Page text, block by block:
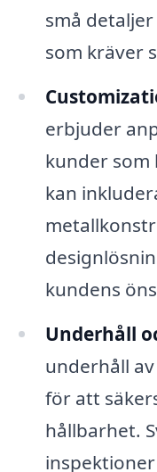
små
som kräver
erbjuder
kunder som
kan
kundens
Underhåll
underhåll
för att
hållbarhet.